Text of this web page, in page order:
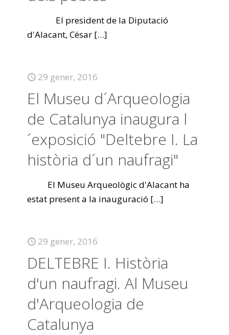
El president de la Diputació
d'Alacant, César […]
29 gener, 2016
El Museu d´Arqueologia
de Catalunya inaugura l
´exposició "Deltebre I. La
història d´un naufragi"
El Museu Arqueològic d'Alacant ha
estat present a la inauguració […]
29 gener, 2016
DELTEBRE I. Història
d'un naufragi. Al Museu
d'Arqueologia de
Catalunya